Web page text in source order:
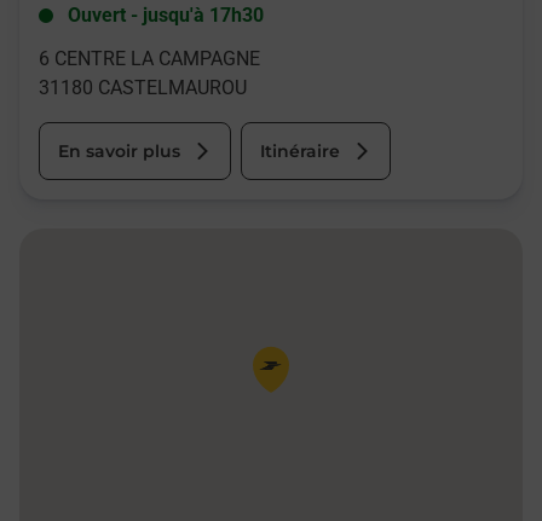
Ouvert - jusqu'à 17h30
6 CENTRE LA CAMPAGNE
31180 CASTELMAUROU
En savoir plus Itinéraire
Pin de la carte